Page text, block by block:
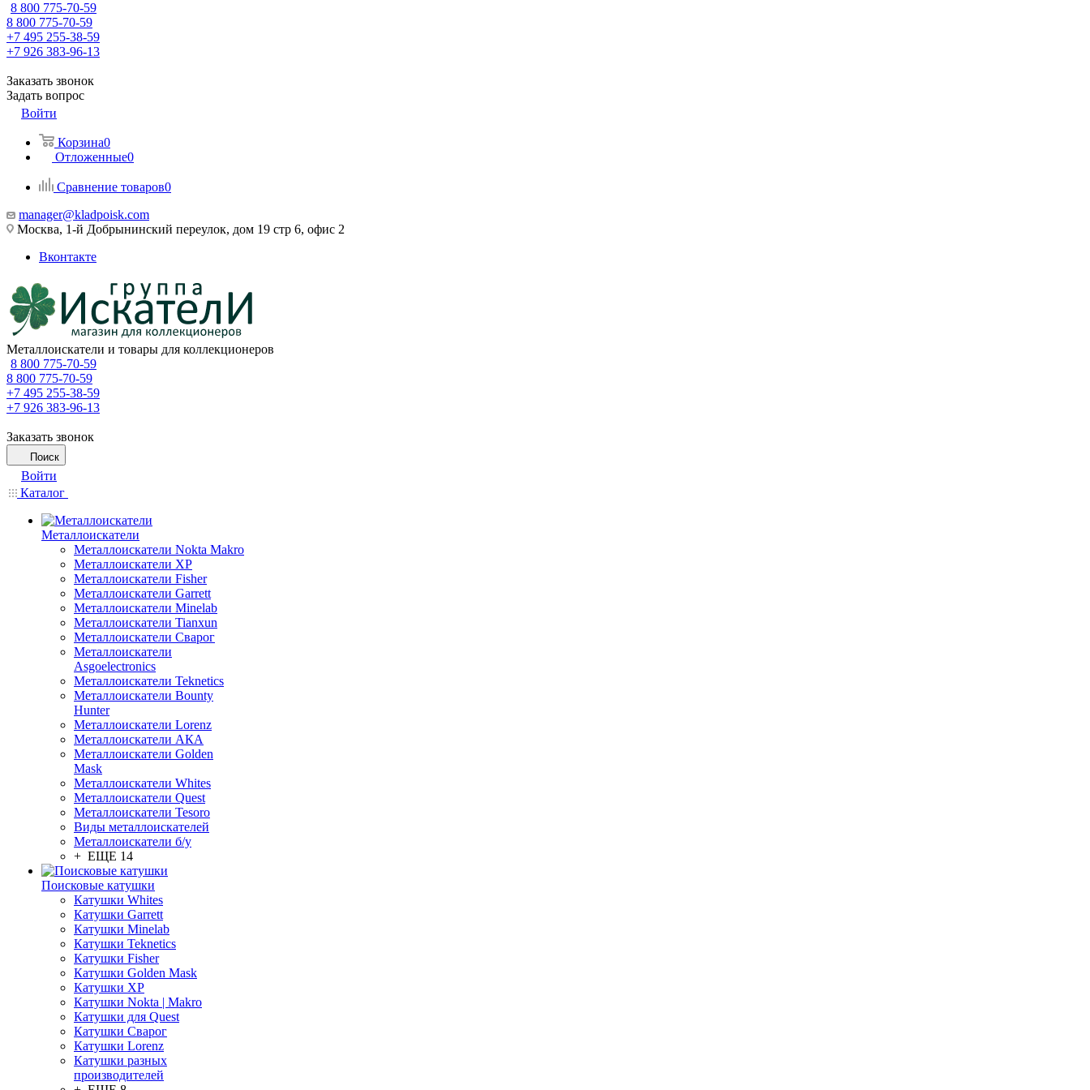
8 800 775-70-59
8 800 775-70-59
+7 495 255-38-59
+7 926 383-96-13
Заказать звонок
Задать вопрос
Войти
Корзина0
Отложенные0
Сравнение товаров0
manager@kladpoisk.com
Москва, 1-й Добрынинский переулок, дом 19 стр 6, офис 2
Вконтакте
Металлоискатели и товары для коллекционеров
8 800 775-70-59
8 800 775-70-59
+7 495 255-38-59
+7 926 383-96-13
Заказать звонок
Поиск
Войти
Каталог
Металлоискатели
Металлоискатели Nokta Makro
Металлоискатели XP
Металлоискатели Fisher
Металлоискатели Garrett
Металлоискатели Minelab
Металлоискатели Tianxun
Металлоискатели Сварог
Металлоискатели
Asgoelectronics
Металлоискатели Teknetics
Металлоискатели Bounty
Hunter
Металлоискатели Lorenz
Металлоискатели АКА
Металлоискатели Golden
Mask
Металлоискатели Whites
Металлоискатели Quest
Металлоискатели Tesoro
Виды металлоискателей
Металлоискатели б/у
+ ЕЩЕ 14
Поисковые катушки
Катушки Whites
Катушки Garrett
Катушки Minelab
Катушки Teknetics
Катушки Fisher
Катушки Golden Mask
Катушки XP
Катушки Nokta | Makro
Катушки для Quest
Катушки Сварог
Катушки Lorenz
Катушки разных
производителей